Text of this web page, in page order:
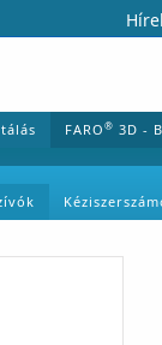
FARO® 3D -